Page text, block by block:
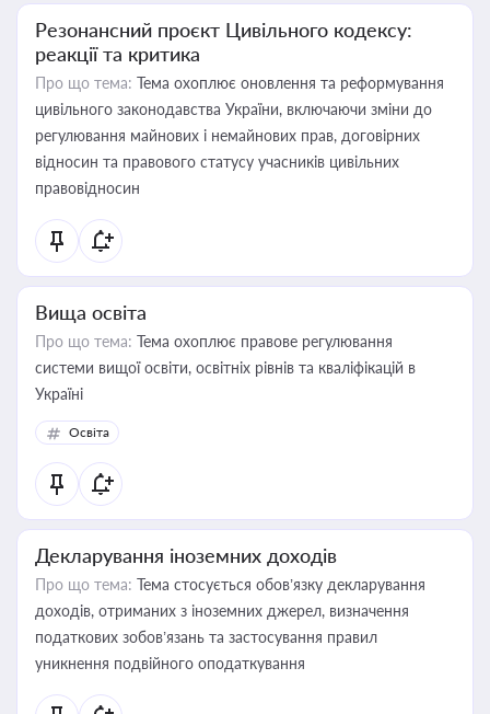
Резонансний проєкт Цивільного кодексу:
реакції та критика
Про що тема: Тема охоплює оновлення та реформування
цивільного законодавства України, включаючи зміни до
регулювання майнових і немайнових прав, договірних
відносин та правового статусу учасників цивільних
правовідносин
Вища освіта
Про що тема: Тема охоплює правове регулювання
системи вищої освіти, освітніх рівнів та кваліфікацій в
Україні
Освіта
Декларування іноземних доходів
Про що тема: Тема стосується обов’язку декларування
доходів, отриманих з іноземних джерел, визначення
податкових зобов’язань та застосування правил
уникнення подвійного оподаткування